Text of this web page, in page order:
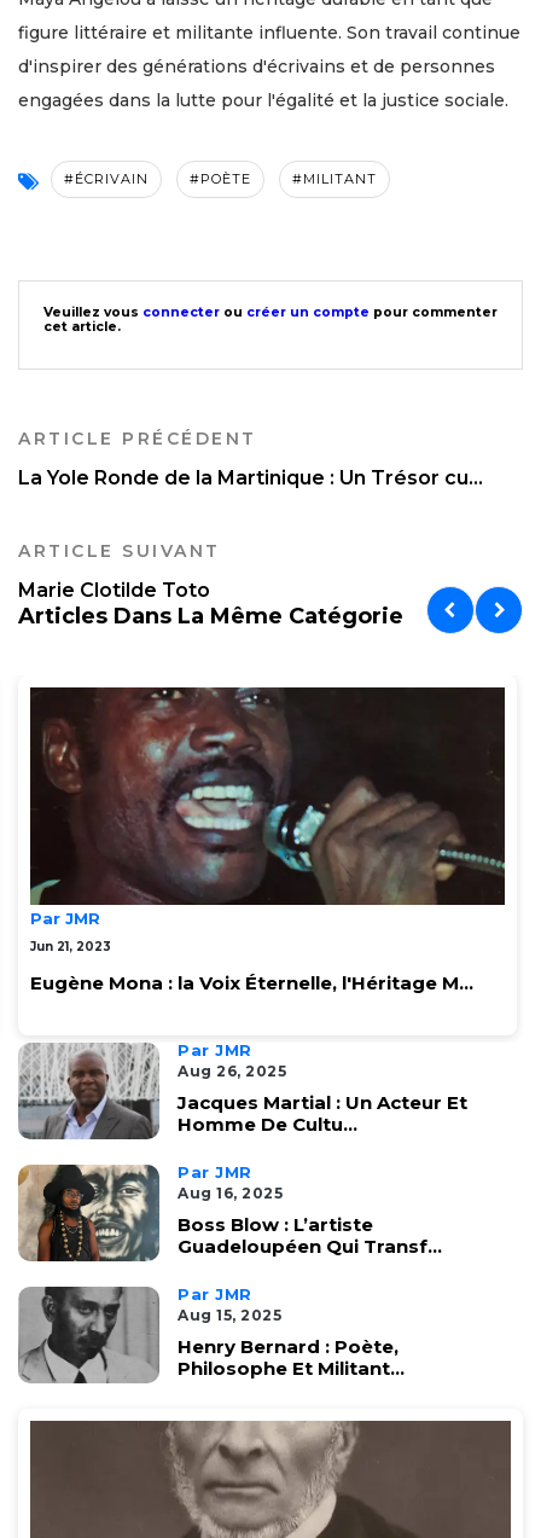
figure littéraire et militante influente. Son travail continue
d'inspirer des générations d'écrivains et de personnes
engagées dans la lutte pour l'égalité et la justice sociale.
#ÉCRIVAIN #POÈTE #MILITANT
Veuillez vous connecter ou créer un compte pour commenter
cet article.
ARTICLE PRÉCÉDENT
La Yole Ronde de la Martinique : Un Trésor cu...
ARTICLE SUIVANT
Marie Clotilde Toto
Articles Dans La Même Catégorie
Par JMR
Jun 21, 2023
Eugène Mona : la Voix Éternelle, l'Héritage M...
Par JMR
Aug 26, 2025
Jacques Martial : Un Acteur Et
Homme De Cultu...
Par JMR
Aug 16, 2025
Boss Blow : L’artiste
Guadeloupéen Qui Transf...
Par JMR
Aug 15, 2025
Henry Bernard : Poète,
Philosophe Et Militant...